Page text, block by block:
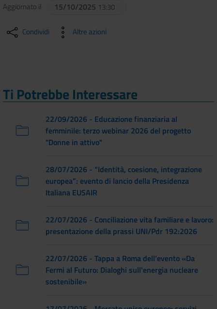
Aggiornato il 15/10/2025 13:30
Condividi Altre azioni
Ti Potrebbe Interessare
22/09/2026 - Educazione finanziaria al
femminile: terzo webinar 2026 del progetto
"Donne in attivo"
28/07/2026 - “Identità, coesione, integrazione
europea”: evento di lancio della Presidenza
Italiana EUSAIR
22/07/2026 - Conciliazione vita familiare e lavoro:
presentazione della prassi UNI/Pdr 192:2026
22/07/2026 - Tappa a Roma dell'evento «Da
Fermi al Futuro: Dialoghi sull'energia nucleare
sostenibile»